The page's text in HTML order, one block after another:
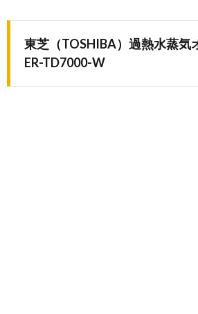
東芝（TOSHIBA）過熱水蒸気
ER-TD7000-W